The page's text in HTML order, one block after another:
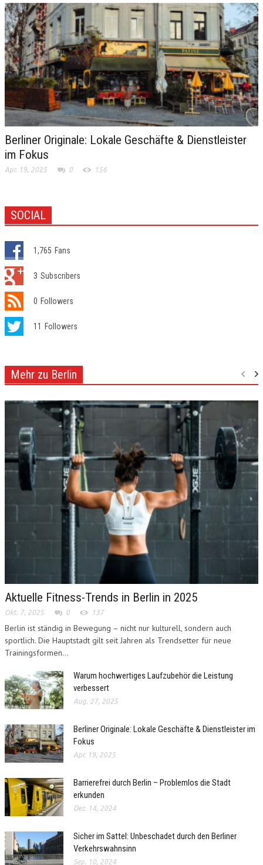
Berliner Originale: Lokale Geschäfte & Dienstleister
im Fokus
Apr. 19, 2025 0 156
SOCIAL
1,765 Fans
3 Subscribers
0 Followers
11 Followers
Mehr zu Berlin
Aktuelle Fitness-Trends in Berlin in 2025
Okt. 7, 2025 0 137
Berlin ist ständig in Bewegung – nicht nur kulturell, sondern auch
sportlich. Die Hauptstadt gilt seit Jahren als Trendsetter für neue
Trainingsformen...
Warum hochwertiges Laufzubehör die Leistung
verbessert
Aug. 27, 2025
Berliner Originale: Lokale Geschäfte & Dienstleister im
Fokus
Apr. 19, 2025
Barrierefrei durch Berlin – Problemlos die Stadt
erkunden
Dez. 14, 2024
Sicher im Sattel: Unbeschadet durch den Berliner
Verkehrswahnsinn
Sep. 10, 2024